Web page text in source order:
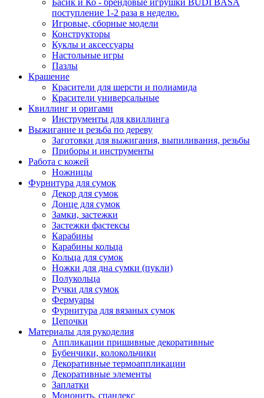
Басик и Ко - брендовые игрушки BUDI BASA
поступление 1-2 раза в неделю.
Игровые, сборные модели
Конструкторы
Куклы и аксессуары
Настольные игры
Пазлы
Крашение
Красители для шерсти и полиамида
Красители универсальные
Квиллинг и оригами
Инструменты для квиллинга
Выжигание и резьба по дереву
Заготовки для выжигания, выпиливания, резьбы
Приборы и инструменты
Работа с кожей
Ножницы
Фурнитура для сумок
Декор для сумок
Донце для сумок
Замки, застежки
Застежки фастексы
Карабины
Карабины кольца
Кольца для сумок
Ножки для дна сумки (пукли)
Полукольца
Ручки для сумок
Фермуары
Фурнитура для вязаных сумок
Цепочки
Материалы для рукоделия
Аппликации пришивные декоративные
Бубенчики, колокольчики
Декоративные термоаппликации
Декоративные элементы
Заплатки
Мононить, спандекс